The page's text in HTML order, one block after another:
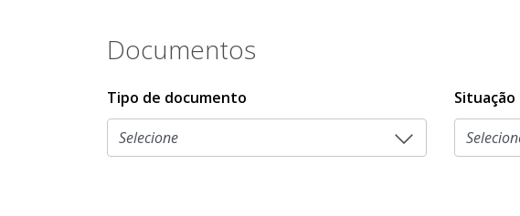
Documentos
Tipo de documento Situação